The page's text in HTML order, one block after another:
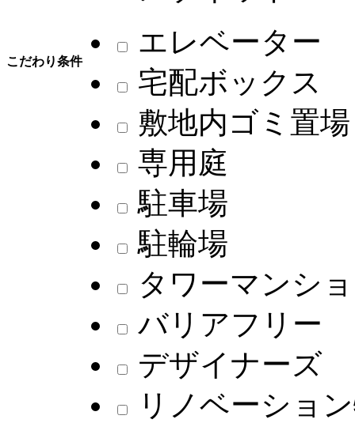
こだわり条件
エレベーター
宅配ボックス
敷地内ゴミ置場
専用庭
駐車場
駐輪場
タワーマンシ
バリアフリー
デザイナーズ
リノベーショ